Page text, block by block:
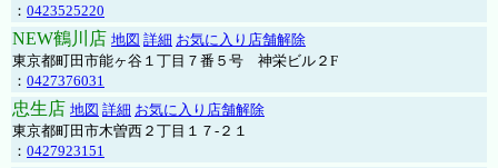
： 0423525220
NEW鶴川店 地図 詳細 お気に入り店舗解除
東京都町田市能ヶ谷１丁目７番５号 神栄ビル２F
： 0427376031
忠生店 地図 詳細 お気に入り店舗解除
東京都町田市木曽西２丁目１７-２１
： 0427923151